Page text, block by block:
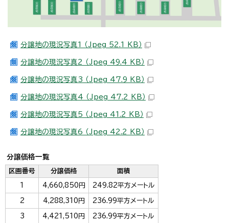
分譲地の現況写真1 （Jpeg 52.1 KB）
分譲地の現況写真2 （Jpeg 49.4 KB）
分譲地の現況写真3 （Jpeg 47.9 KB）
分譲地の現況写真4 （Jpeg 47.2 KB）
分譲地の現況写真5 （Jpeg 41.2 KB）
分譲地の現況写真6 （Jpeg 42.2 KB）
分譲価格一覧
区画番号 分譲価格 面積
1 4,660,850円 249.82平方メートル
2 4,288,310円 236.99平方メートル
3 4,421,510円 236.99平方メートル